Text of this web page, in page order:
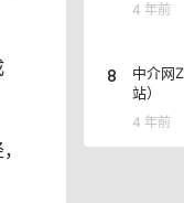
4 年前
8
中介网
站）
4 年前